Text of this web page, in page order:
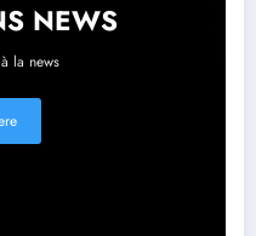
NEWS
la news